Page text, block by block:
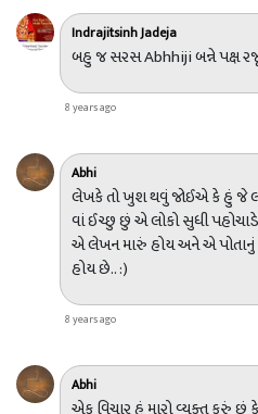
વિચારધારા માં અંતર આવશે
પાધરી થશે....
ખોટું હાથે કરીને હાંસીપાત્ર શા માટે
થોડી માનવતા દાખવો અને
પો જેથી એની કલમે વધુ સારું
- ધ્રુવરાજસિંહ જાડેજા
Indrajitsinh Jadeja
બહુ જ સરસ Abhhiji બન્ને પક્ષ રજૂ
8 years ago
Abhi
લેખકે તો ખુશ થવું જોઈએ કે હું જે
વાં ઈચ્છુ છું એ લોકો સુધી
એ લેખન મારું હોય અને એ પોતાનું
હોય છે.. :)
8 years ago
Abhi